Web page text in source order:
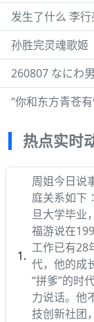
发生了什么 李
孙胜完灵魂歌姬
260807 なにわ
“你和东方青苍
热点实时
周姐今日说
庭关系如下
旦大学毕业
福游说在
工作已有28
代，他的成
“拼爹”的时
力说话。他
技创新社团